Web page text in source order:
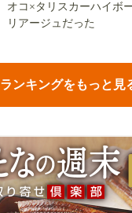
オコ×タリスカーハイボ
リアージュだった
ランキングをもっと見